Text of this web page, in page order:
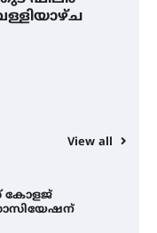
View all
കെ യുടെ
പൊരുതി
ചെയ്യുന്നു
കോളജ്